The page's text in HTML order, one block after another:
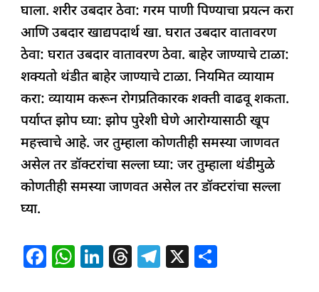
घाला. शरीर उबदार ठेवा: गरम पाणी पिण्याचा प्रयत्न करा
आणि उबदार खाद्यपदार्थ खा. घरात उबदार वातावरण
ठेवा: घरात उबदार वातावरण ठेवा. बाहेर जाण्याचे टाळा:
शक्यतो थंडीत बाहेर जाण्याचे टाळा. नियमित व्यायाम
करा: व्यायाम करून रोगप्रतिकारक शक्ती वाढवू शकता.
पर्याप्त झोप घ्या: झोप पुरेशी घेणे आरोग्यासाठी खूप
महत्त्वाचे आहे. जर तुम्हाला कोणतीही समस्या जाणवत
असेल तर डॉक्टरांचा सल्ला घ्या: जर तुम्हाला थंडीमुळे
कोणतीही समस्या जाणवत असेल तर डॉक्टरांचा सल्ला
घ्या.
F W Li T T X